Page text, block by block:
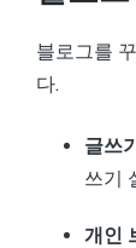
블로그를
다.
글쓰
쓰기
개인